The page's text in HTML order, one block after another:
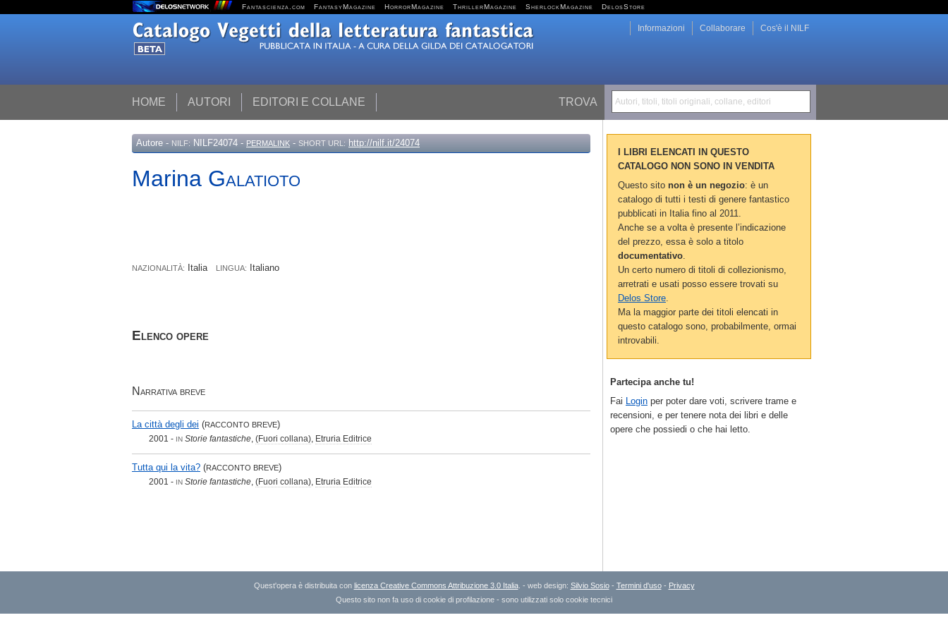
Fantascienza.com FantasyMagazine HorrorMagazine ThrillerMagazine SherlockMagazine DelosStore
TROVA Autori, titoli, titoli originali, collane, editori
HOME AUTORI EDITORI E COLLANE
Cos'è il NILF
Collaborare
Informazioni
Autore - NILF: NILF24074 - PERMALINK - SHORT URL: http://nilf.it/24074
Marina Galatioto
NAZIONALITÀ: Italia LINGUA: Italiano
Elenco opere
Narrativa breve
La città degli dei (RACCONTO BREVE)
2001 - IN Storie fantastiche, (Fuori collana), Etruria Editrice
Tutta qui la vita? (RACCONTO BREVE)
2001 - IN Storie fantastiche, (Fuori collana), Etruria Editrice
I LIBRI ELENCATI IN QUESTO
CATALOGO NON SONO IN VENDITA
Questo sito non è un negozio: è un
catalogo di tutti i testi di genere fantastico
pubblicati in Italia fino al 2011.
Anche se a volta è presente l’indicazione
del prezzo, essa è solo a titolo
documentativo
Un certo numero di titoli di collezionismo,
arretrati e usati posso essere trovati su
Delos Store
Ma la maggior parte dei titoli elencati in
questo catalogo sono, probabilmente, ormai
introvabili.
Partecipa anche tu!
Fai Login per poter dare voti, scrivere trame e
recensioni, e per tenere nota dei libri e delle
opere che possiedi o che hai letto.
Quest'opera è distribuita con licenza Creative Commons Attribuzione 3.0 Italia. - web design: Silvio Sosio- Termini d'uso- Privacy
Questo sito non fa uso di cookie di profilazione - sono utilizzati solo cookie tecnici